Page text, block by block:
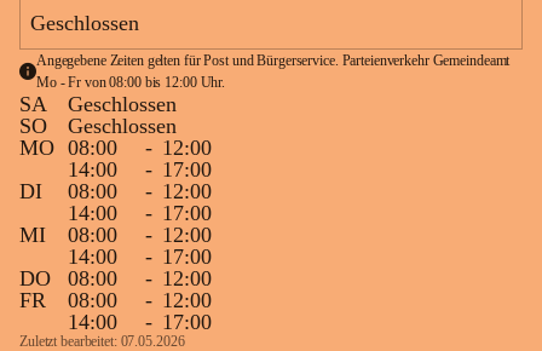
Geschlossen
Angegebene Zeiten gelten für Post und Bürgerservice. Parteienverkehr Gemeindeamt
Mo - Fr von 08:00 bis 12:00 Uhr.
SA
Geschlossen
SO
Geschlossen
MO 08:00 - 12:00
14:00
- 17:00
DI
08:00 - 12:00
14:00
- 17:00
MI
08:00 - 12:00
14:00
- 17:00
DO
08:00 - 12:00
FR
08:00 - 12:00
14:00
- 17:00
Zuletzt bearbeitet: 07.05.2026